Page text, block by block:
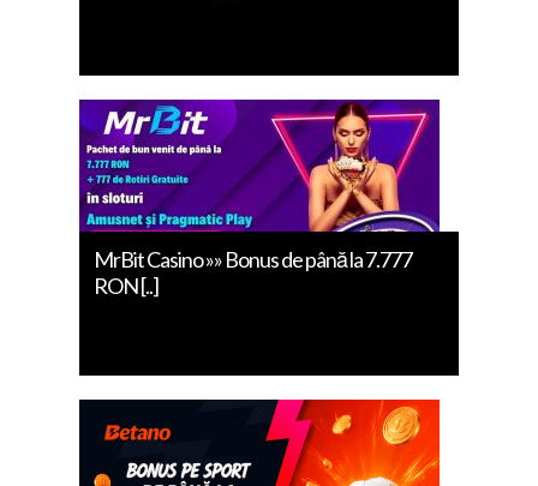
MrBit Casino »» Bonus de până la 7.777
RON [..]